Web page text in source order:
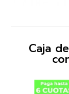
Caja